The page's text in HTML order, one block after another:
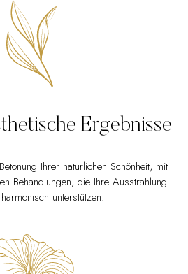
Ergebnisse
Ihrer natürlichen Schönheit, mit
Behandlungen, die Ihre Ausstrahlung
unterstützen.